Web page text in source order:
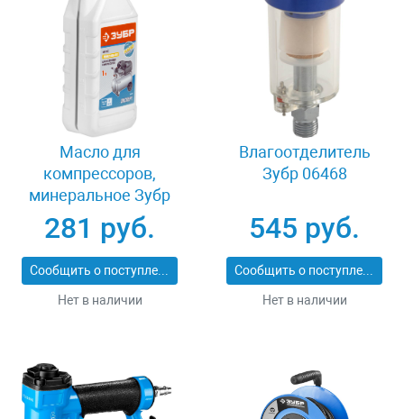
Масло для
компрессоров,
минеральное Зубр
ПНЕВМО-СТАНДАРТ
ЗМК-ПС
281 руб.
Сообщить о поступлении
Нет в наличии
Влагоотделитель
Зубр 06468
545 руб.
Сообщить о поступлении
Нет в наличии